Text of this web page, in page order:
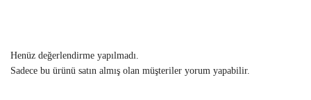
Henüz değerlendirme yapılmadı.
Sadece bu ürünü satın almış olan müşteriler yorum yapabilir.